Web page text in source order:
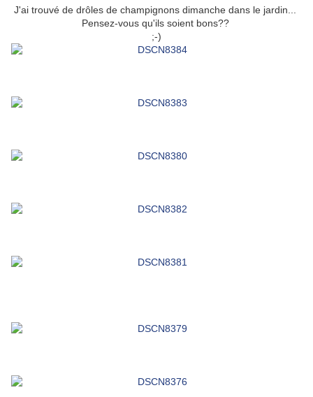
J'ai trouvé de drôles de champignons dimanche dans le jardin...
Pensez-vous qu'ils soient bons??
;-)